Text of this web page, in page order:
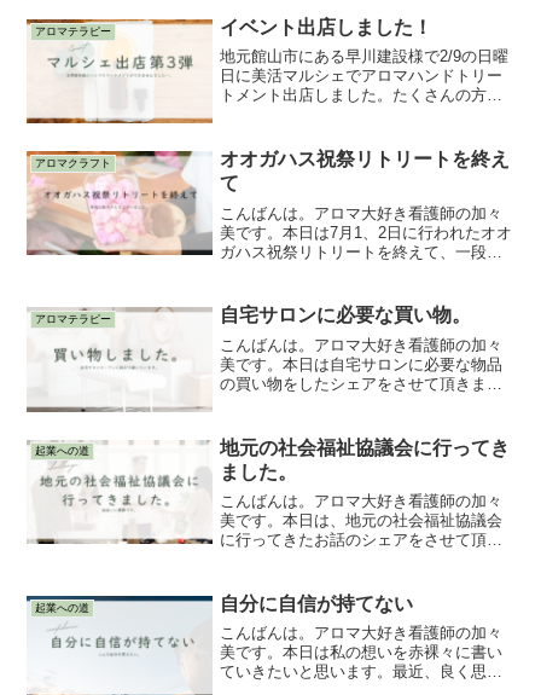
た。ついにカリス成城様に到着♡温かな
お出迎えと、細やかな対応が...
アロマテラピー イベント出店しました！
地元館山市にある早川建設様で2/9の日曜
日に美活マルシェでアロマハンドトリー
トメント出店しました。たくさんの方に
を流されたり、たくさんの学びがありま
した。これから更に学び...
アロマクラフト
オオガハス祝祭リトリートを終え
て
こんばんは。アロマ大好き看護師の加々
美です。本日は7月1、2日に行われたオオ
ガハス祝祭リトリートを終えて、一段落
リトリートに参加したのは、マロウズハ
ウス香りの教室の太田...
アロマテラピー 自宅サロンに必要な買い物。
こんばんは。アロマ大好き看護師の加々
美です。本日は自宅サロンに必要な物品
の買い物をしたシェアをさせて頂きま
らカーテンが届きました。吉祥寺駅近く
にあるびっくりカーテン様。...
起業への道
地元の社会福祉協議会に行ってき
ました。
こんばんは。アロマ大好き看護師の加々
美です。本日は、地元の社会福祉協議会
に行ってきたお話のシェアをさせて頂き
は未熟者で知識も技術も経験もまだまだ
足りません。現在は太田...
起業への道 自分に自信が持てない
こんばんは。アロマ大好き看護師の加々
美です。本日は私の想いを赤裸々に書い
ていきたいと思います。最近、良く思う